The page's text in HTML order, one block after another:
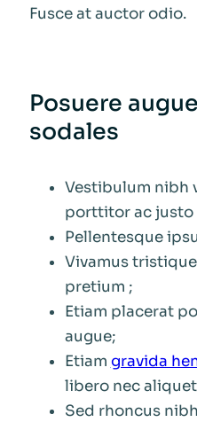
Fusce at auctor odio.
Posuere
sodales
Vestibulum nibh
porttitor ac justo
Pellentesque
Vivamus
pretium ;
Etiam placerat
augue;
Etiam gravida
libero nec
Sed rhoncus